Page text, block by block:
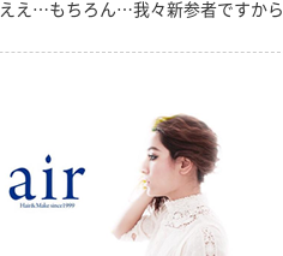
ええ…もちろん…我々新参者ですから